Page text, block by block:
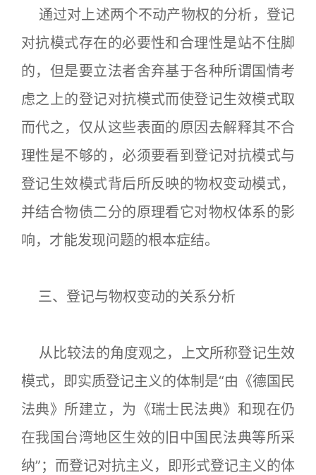
通过对上述两个不动产物权的分析，登记
对抗模式存在的必要性和合理性是站不住脚
的，但是要立法者舍弃基于各种所谓国情考
虑之上的登记对抗模式而使登记生效模式取
而代之，仅从这些表面的原因去解释其不合
理性是不够的，必须要看到登记对抗模式与
登记生效模式背后所反映的物权变动模式，
并结合物债二分的原理看它对物权体系的影
响，才能发现问题的根本症结。
三、登记与物权变动的关系分析
从比较法的角度观之，上文所称登记生效
模式，即实质登记主义的体制是“由《德国民
法典》所建立，为《瑞士民法典》和现在仍
在我国台湾地区生效的旧中国民法典等所采
纳”；而登记对抗主义，即形式登记主义的体